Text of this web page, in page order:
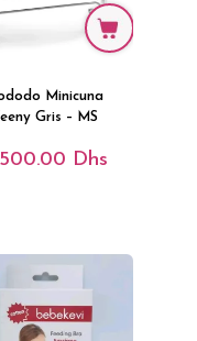
Minicuna
Teeny Gris – MS
Dhs